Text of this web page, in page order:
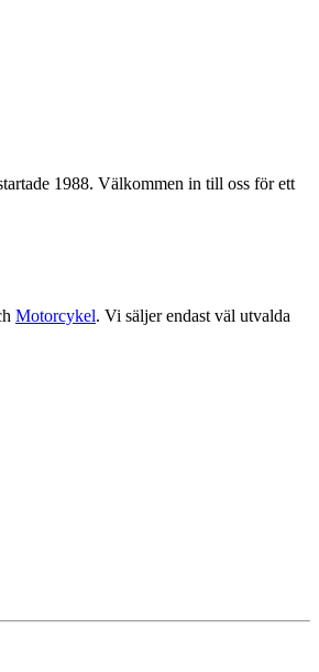
1988. Välkommen in till oss för ett
Motorcykel. Vi säljer endast väl utvalda